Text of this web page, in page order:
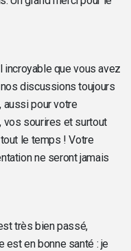
incroyable que vous avez
discussions toujours
pour votre
sourires et surtout
le temps ! Votre
ne seront jamais
très bien passé,
est en bonne santé : je